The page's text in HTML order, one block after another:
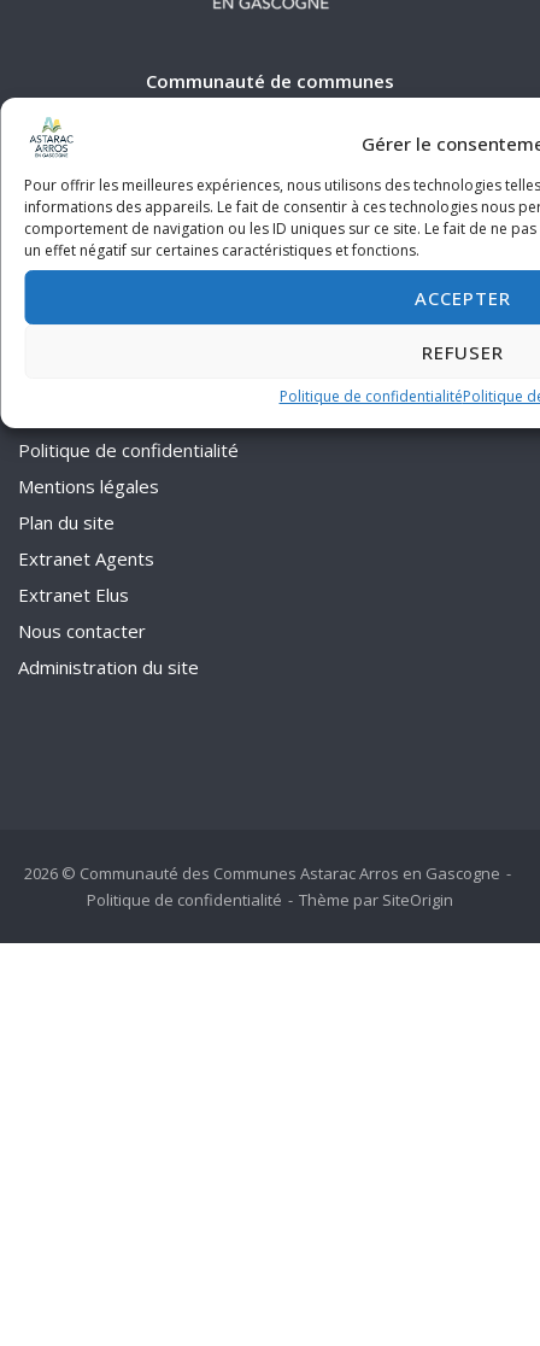
Gérer le
Pour offrir les meilleures expériences, nous utilisons des technologies
informations des appareils. Le fait de consentir à ces technologies nous
comportement de navigation ou les ID uniques sur ce site. Le fait de ne
un effet négatif sur certaines caractéristiques et fonctions.
ACCEPTER
REFUSER
Politique de confidentialitéPolitique
Communauté de communes
19 Avenue de Gascogne
32730 Villecomtal-sur-Arros
05.62.64.84.51 - contact@cdcaag.fr
Politique de confidentialité
Mentions légales
Plan du site
Extranet Agents
Extranet Elus
Nous contacter
Administration du site
2026 © Communauté des Communes Astarac Arros en Gascogne
Politique de confidentialité
Thème par SiteOrigin